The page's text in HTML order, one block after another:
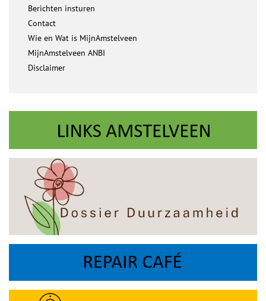
Berichten insturen
Contact
Wie en Wat is MijnAmstelveen
MijnAmstelveen ANBI
Disclaimer